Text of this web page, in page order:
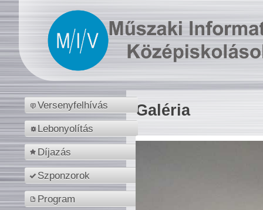
Versenyfelhívás
Lebonyolítás
Díjazás
Szponzorok
Program
Galéria